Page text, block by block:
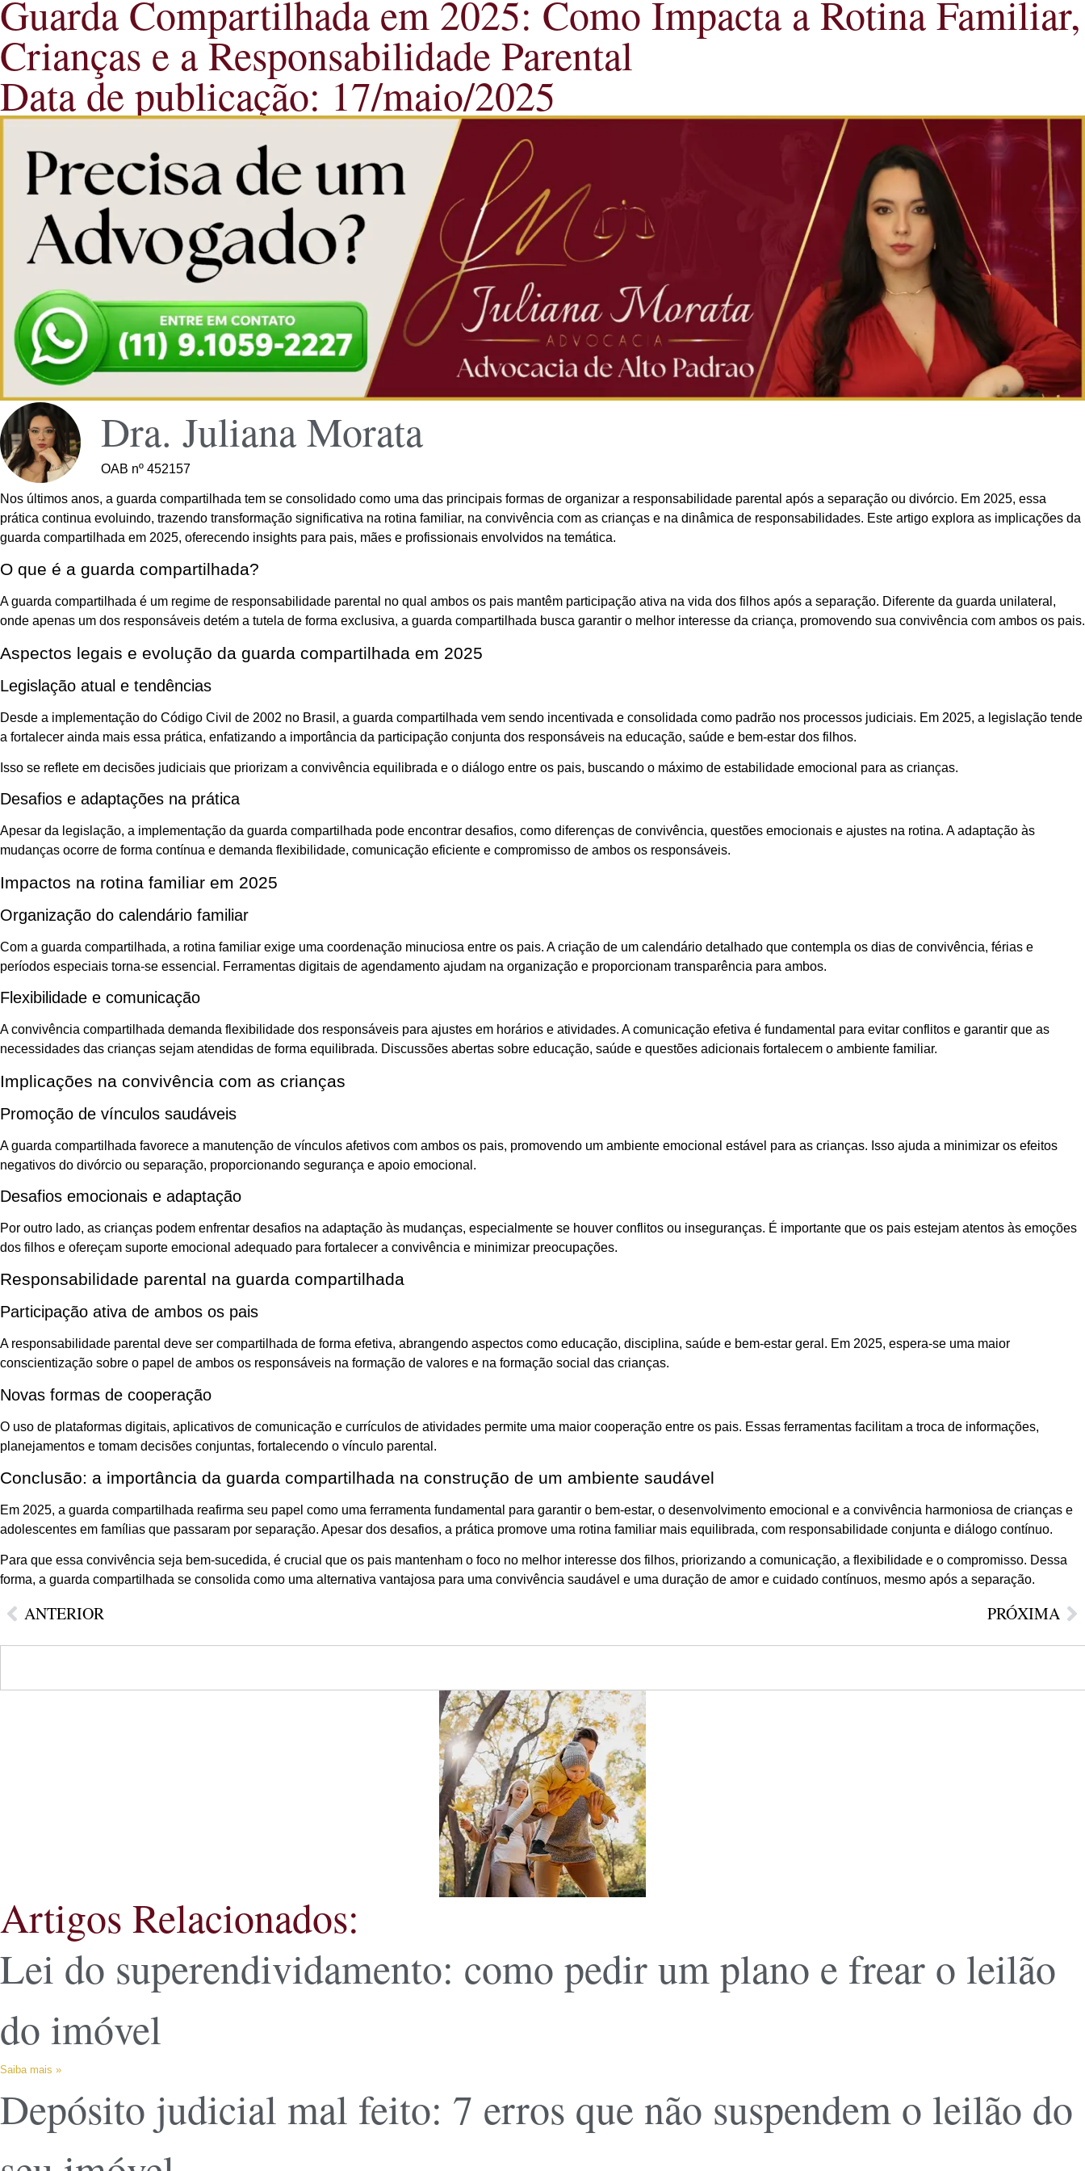
Guarda Compartilhada em 2025: Como Impacta a Rotina Familiar,
Crianças e a Responsabilidade Parental
Data de publicação: 17/maio/2025
Dra. Juliana Morata
OAB nº 452157
Nos últimos anos, a guarda compartilhada tem se consolidado como uma das principais formas de organizar a responsabilidade parental após a separação ou divórcio. Em 2025, essa
prática continua evoluindo, trazendo transformação significativa na rotina familiar, na convivência com as crianças e na dinâmica de responsabilidades. Este artigo explora as implicações da
guarda compartilhada em 2025, oferecendo insights para pais, mães e profissionais envolvidos na temática.
O que é a guarda compartilhada?
A guarda compartilhada é um regime de responsabilidade parental no qual ambos os pais mantêm participação ativa na vida dos filhos após a separação. Diferente da guarda unilateral,
onde apenas um dos responsáveis detém a tutela de forma exclusiva, a guarda compartilhada busca garantir o melhor interesse da criança, promovendo sua convivência com ambos os pais.
Aspectos legais e evolução da guarda compartilhada em 2025
Legislação atual e tendências
Desde a implementação do Código Civil de 2002 no Brasil, a guarda compartilhada vem sendo incentivada e consolidada como padrão nos processos judiciais. Em 2025, a legislação tende
a fortalecer ainda mais essa prática, enfatizando a importância da participação conjunta dos responsáveis na educação, saúde e bem-estar dos filhos.
Isso se reflete em decisões judiciais que priorizam a convivência equilibrada e o diálogo entre os pais, buscando o máximo de estabilidade emocional para as crianças.
Desafios e adaptações na prática
Apesar da legislação, a implementação da guarda compartilhada pode encontrar desafios, como diferenças de convivência, questões emocionais e ajustes na rotina. A adaptação às
mudanças ocorre de forma contínua e demanda flexibilidade, comunicação eficiente e compromisso de ambos os responsáveis.
Impactos na rotina familiar em 2025
Organização do calendário familiar
Com a guarda compartilhada, a rotina familiar exige uma coordenação minuciosa entre os pais. A criação de um calendário detalhado que contempla os dias de convivência, férias e
períodos especiais torna-se essencial. Ferramentas digitais de agendamento ajudam na organização e proporcionam transparência para ambos.
Flexibilidade e comunicação
A convivência compartilhada demanda flexibilidade dos responsáveis para ajustes em horários e atividades. A comunicação efetiva é fundamental para evitar conflitos e garantir que as
necessidades das crianças sejam atendidas de forma equilibrada. Discussões abertas sobre educação, saúde e questões adicionais fortalecem o ambiente familiar.
Implicações na convivência com as crianças
Promoção de vínculos saudáveis
A guarda compartilhada favorece a manutenção de vínculos afetivos com ambos os pais, promovendo um ambiente emocional estável para as crianças. Isso ajuda a minimizar os efeitos
negativos do divórcio ou separação, proporcionando segurança e apoio emocional.
Desafios emocionais e adaptação
Por outro lado, as crianças podem enfrentar desafios na adaptação às mudanças, especialmente se houver conflitos ou inseguranças. É importante que os pais estejam atentos às emoções
dos filhos e ofereçam suporte emocional adequado para fortalecer a convivência e minimizar preocupações.
Responsabilidade parental na guarda compartilhada
Participação ativa de ambos os pais
A responsabilidade parental deve ser compartilhada de forma efetiva, abrangendo aspectos como educação, disciplina, saúde e bem-estar geral. Em 2025, espera-se uma maior
conscientização sobre o papel de ambos os responsáveis na formação de valores e na formação social das crianças.
Novas formas de cooperação
O uso de plataformas digitais, aplicativos de comunicação e currículos de atividades permite uma maior cooperação entre os pais. Essas ferramentas facilitam a troca de informações,
planejamentos e tomam decisões conjuntas, fortalecendo o vínculo parental.
Conclusão: a importância da guarda compartilhada na construção de um ambiente saudável
Em 2025, a guarda compartilhada reafirma seu papel como uma ferramenta fundamental para garantir o bem-estar, o desenvolvimento emocional e a convivência harmoniosa de crianças e
adolescentes em famílias que passaram por separação. Apesar dos desafios, a prática promove uma rotina familiar mais equilibrada, com responsabilidade conjunta e diálogo contínuo.
Para que essa convivência seja bem-sucedida, é crucial que os pais mantenham o foco no melhor interesse dos filhos, priorizando a comunicação, a flexibilidade e o compromisso. Dessa
forma, a guarda compartilhada se consolida como uma alternativa vantajosa para uma convivência saudável e uma duração de amor e cuidado contínuos, mesmo após a separação.
ANTERIOR PRÓXIMA
Artigos Relacionados:
Lei do superendividamento: como pedir um plano e frear o leilão
do imóvel
Saiba mais »
Depósito judicial mal feito: 7 erros que não suspendem o leilão do